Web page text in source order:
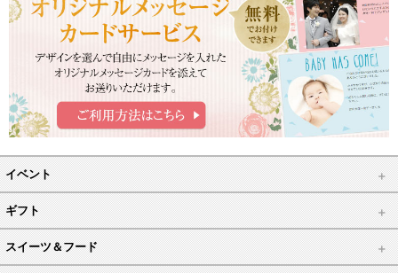
イベント
ギフト
スイーツ＆フード